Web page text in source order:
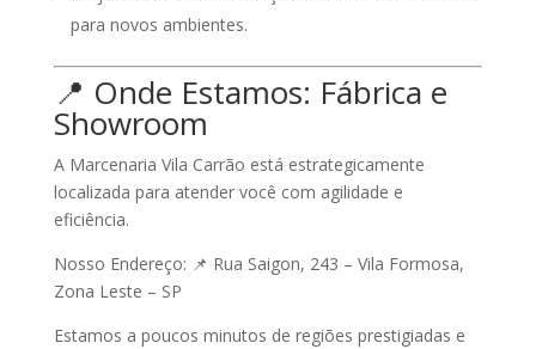
para novos ambientes.
📍 Onde Estamos: Fábrica e
Showroom
A Marcenaria Vila Carrão está estrategicamente
localizada para atender você com agilidade e
eficiência.
Nosso Endereço: 📌 Rua Saigon, 243 – Vila Formosa,
Zona Leste – SP
Estamos a poucos minutos de regiões prestigiadas e